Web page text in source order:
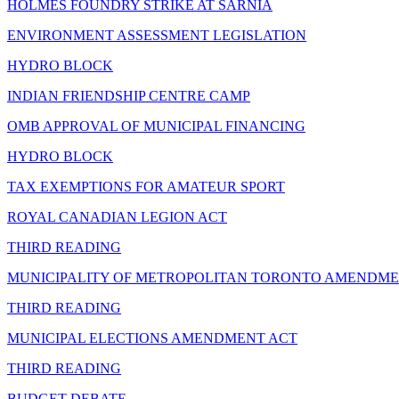
HOLMES FOUNDRY STRIKE AT SARNIA
ENVIRONMENT ASSESSMENT LEGISLATION
HYDRO BLOCK
INDIAN FRIENDSHIP CENTRE CAMP
OMB APPROVAL OF MUNICIPAL FINANCING
HYDRO BLOCK
TAX EXEMPTIONS FOR AMATEUR SPORT
ROYAL CANADIAN LEGION ACT
THIRD READING
MUNICIPALITY OF METROPOLITAN TORONTO
THIRD READING
MUNICIPAL ELECTIONS AMENDMENT ACT
THIRD READING